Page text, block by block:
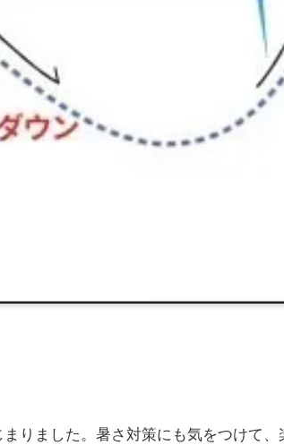
りました。暑さ対策にも気をつけて